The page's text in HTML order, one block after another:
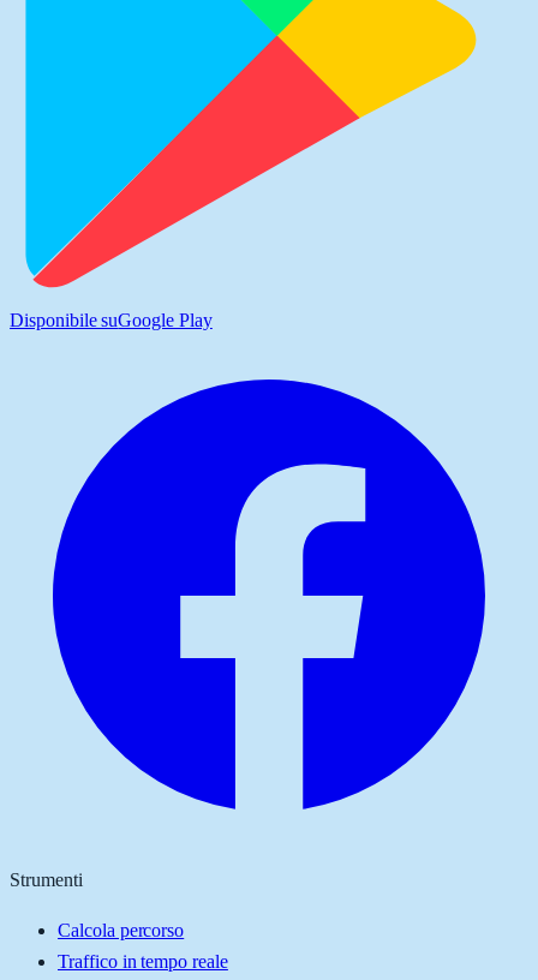
Disponibile suGoogle Play
Strumenti
Calcola percorso
Traffico in tempo reale